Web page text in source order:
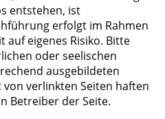
entstehen, ist
erfolgt im Rahmen
auf eigenes Risiko. Bitte
oder seelischen
ausgebildeten
verlinkten Seiten haften
Betreiber der Seite.